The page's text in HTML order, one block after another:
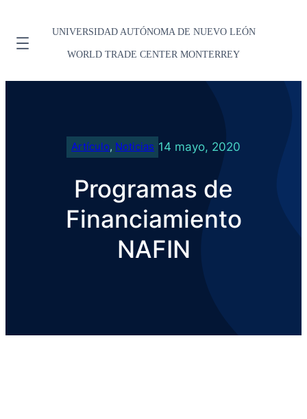
UNIVERSIDAD AUTÓNOMA DE NUEVO LEÓN
WORLD TRADE CENTER MONTERREY
Artículo, Noticias 14 mayo, 2020
Programas de
Financiamiento
NAFIN